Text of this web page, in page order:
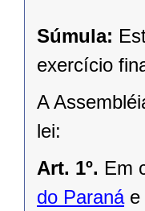
Súmula:
exercício
A
lei:
Art. 1º. Em
do Paranáe